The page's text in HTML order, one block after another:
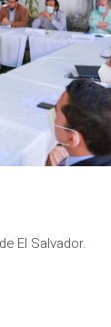
El Salvador.